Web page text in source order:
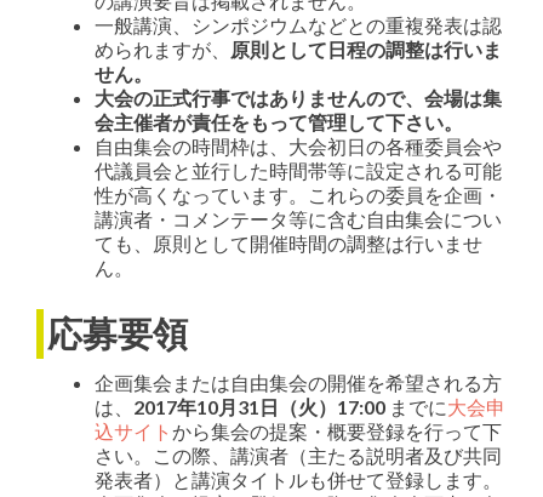
一般講演、シンポジウムなどとの重複発表は認
められますが、
原則として日程の調整は行いま
せん。
大会の正式行事ではありませんので、会場は集
会主催者が責任をもって管理して下さい。
自由集会の時間枠は、大会初日の各種委員会や
代議員会と並行した時間帯等に設定される可能
性が高くなっています。これらの委員を企画・
講演者・コメンテータ等に含む自由集会につい
ても、原則として開催時間の調整は行いませ
ん。
応募要領
企画集会または自由集会の開催を希望される方
は、 2017年10月31日（火）17:00 までに大会申
込サイト から集会の提案・概要登録を行って下
さい。この際、講演者（主たる説明者及び共同
発表者）と講演タイトルも併せて登録します。